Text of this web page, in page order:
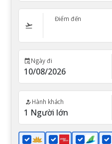
Điểm đến
Ngày đi
Hành khách